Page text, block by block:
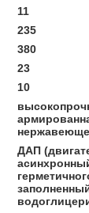
11
235
380
23
10
ДАП